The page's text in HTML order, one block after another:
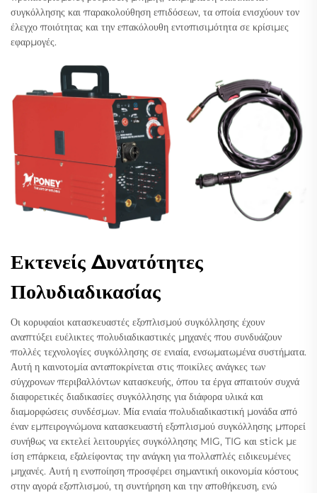
συγκόλλησης και παρακολούθηση επιδόσεων, τα οποία ενισχύουν τον
έλεγχο ποιότητας και την επακόλουθη εντοπισιμότητα σε κρίσιμες
εφαρμογές.
Εκτενείς Δυνατότητες
Πολυδιαδικασίας
Οι κορυφαίοι κατασκευαστές εξοπλισμού συγκόλλησης έχουν
αναπτύξει ευέλικτες πολυδιαδικαστικές μηχανές που συνδυάζουν
πολλές τεχνολογίες συγκόλλησης σε ενιαία, ενσωματωμένα συστήματα.
Αυτή η καινοτομία ανταποκρίνεται στις ποικίλες ανάγκες των
σύγχρονων περιβαλλόντων κατασκευής, όπου τα έργα απαιτούν συχνά
διαφορετικές διαδικασίες συγκόλλησης για διάφορα υλικά και
διαμορφώσεις συνδέσμων. Μία ενιαία πολυδιαδικαστική μονάδα από
έναν εμπειρογνώμονα κατασκευαστή εξοπλισμού συγκόλλησης μπορεί
συνήθως να εκτελεί λειτουργίες συγκόλλησης MIG, TIG και stick με
ίση επάρκεια, εξαλείφοντας την ανάγκη για πολλαπλές ειδικευμένες
μηχανές. Αυτή η ενοποίηση προσφέρει σημαντική οικονομία κόστους
στην αγορά εξοπλισμού, τη συντήρηση και την αποθήκευση, ενώ